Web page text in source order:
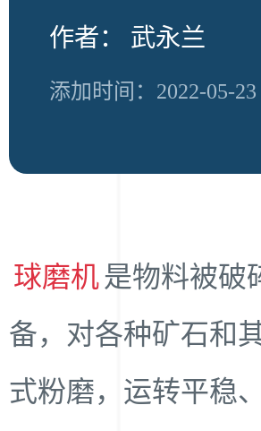
作者： 武永兰
添加时间：2022-05-23
球磨机是物料被破
备，对各种矿石和
式粉磨，运转平稳